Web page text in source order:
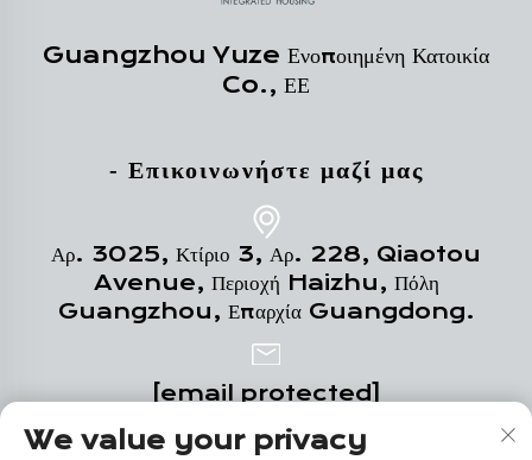
Guangzhou Yuze Ενοποιημένη Κατοικία
Co., ΕΕ
- Επικοινωνήστε μαζί μας
Αρ. 3025, Κτίριο 3, Αρ. 228, Qiaotou
Avenue, Περιοχή Haizhu, Πόλη
Guangzhou, Επαρχία Guangdong.
[email protected]
We value your privacy